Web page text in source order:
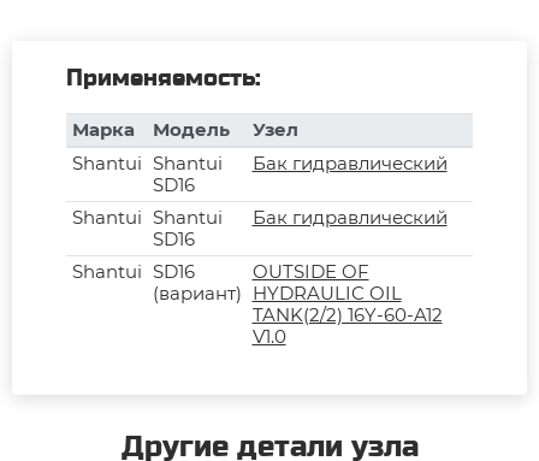
Применяемость:
Марка Модель
Узел
Shantui Shantui
SD16
Бак гидравлический
Shantui Shantui
SD16
Бак гидравлический
Shantui SD16
(вариант)
OUTSIDE OF
HYDRAULIC OIL
TANK(2/2) 16Y-60-A12
V1.0
Другие детали узла